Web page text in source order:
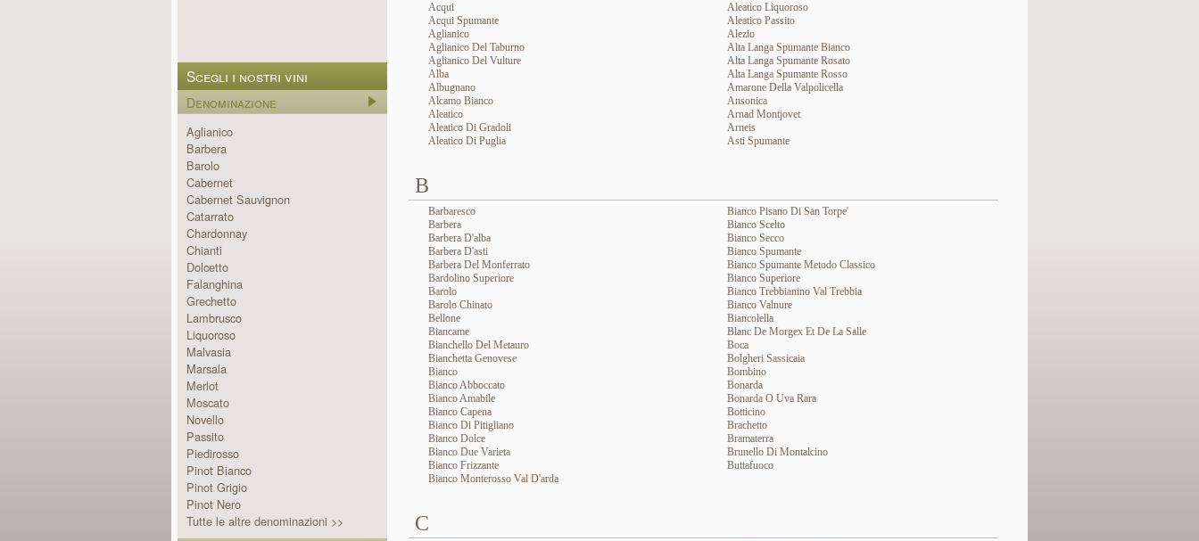
Scegli i nostri vini
Denominazione
Aglianico
Barbera
Barolo
Cabernet
Cabernet Sauvignon
Catarrato
Chardonnay
Chianti
Dolcetto
Falanghina
Grechetto
Lambrusco
Liquoroso
Malvasia
Marsala
Merlot
Moscato
Novello
Passito
Piedirosso
Pinot Bianco
Pinot Grigio
Pinot Nero
Tutte le altre denominazioni >>
Acqui
Acqui Spumante
Aglianico
Aglianico Del Taburno
Aglianico Del Vulture
Alba
Albugnano
Alcamo Bianco
Aleatico
Aleatico Di Gradoli
Aleatico Di Puglia
Aleatico Liquoroso
Aleatico Passito
Alezio
Alta Langa Spumante Bianco
Alta Langa Spumante Rosato
Alta Langa Spumante Rosso
Amarone Della Valpolicella
Ansonica
Arnad Montjovet
Arneis
Asti Spumante
B
Barbaresco
Barbera
Barbera D'alba
Barbera D'asti
Barbera Del Monferrato
Bardolino Superiore
Barolo
Barolo Chinato
Bellone
Biancame
Bianchello Del Metauro
Bianchetta Genovese
Bianco
Bianco Abboccato
Bianco Amabile
Bianco Capena
Bianco Di Pitigliano
Bianco Dolce
Bianco Due Varieta
Bianco Frizzante
Bianco Monterosso Val D'arda
Bianco Pisano Di San Torpe'
Bianco Scelto
Bianco Secco
Bianco Spumante
Bianco Spumante Metodo Classico
Bianco Superiore
Bianco Trebbianino Val Trebbia
Bianco Valnure
Biancolella
Blanc De Morgex Et De La Salle
Boca
Bolgheri Sassicaia
Bombino
Bonarda
Bonarda O Uva Rara
Botticino
Brachetto
Bramaterra
Brunello Di Montalcino
Buttafuoco
C